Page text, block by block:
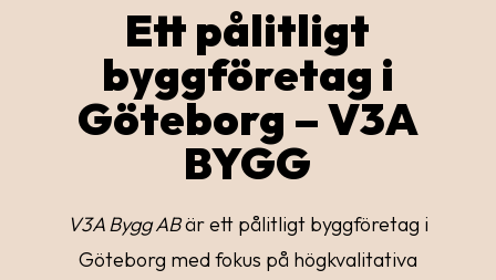
Ett pålitligt
byggföretag i
Göteborg – V3A
BYGG
V3A Bygg ABär ett pålitligt byggföretag i
Göteborg med fokus på högkvalitativa